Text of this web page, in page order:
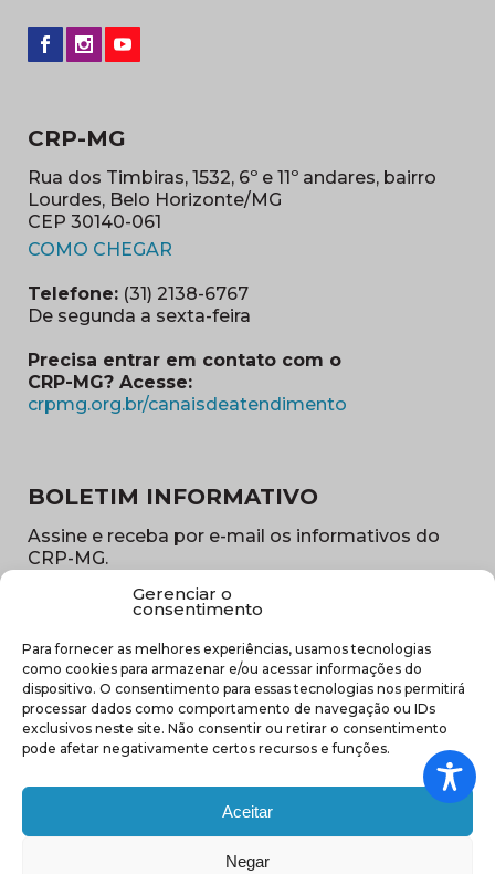
Gerenciar o
consentimento
Para fornecer as melhores experiências, usamos tecnologias
como cookies para armazenar e/ou acessar informações do
dispositivo. O consentimento para essas tecnologias nos permitirá
processar dados como comportamento de navegação ou IDs
exclusivos neste site. Não consentir ou retirar o consentimento
pode afetar negativamente certos recursos e funções.
Aceitar
Negar
CRP-MG
Rua dos Timbiras, 1532, 6º e 11º andares, bairro
Lourdes, Belo Horizonte/MG
CEP 30140-061
COMO CHEGAR
Telefone: (31) 2138-6767
De segunda a sexta-feira
Precisa entrar em contato com o
CRP-MG? Acesse:
crpmg.org.br/canaisdeatendimento
BOLETIM INFORMATIVO
Assine e receba por e-mail os informativos do
CRP-MG.
E-
mail
(obrigatório)
Sub
região